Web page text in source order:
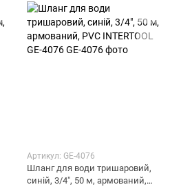
Артикул: GE-4076
Шланг для води тришаровий,
синій, 3/4", 50 м, армований,